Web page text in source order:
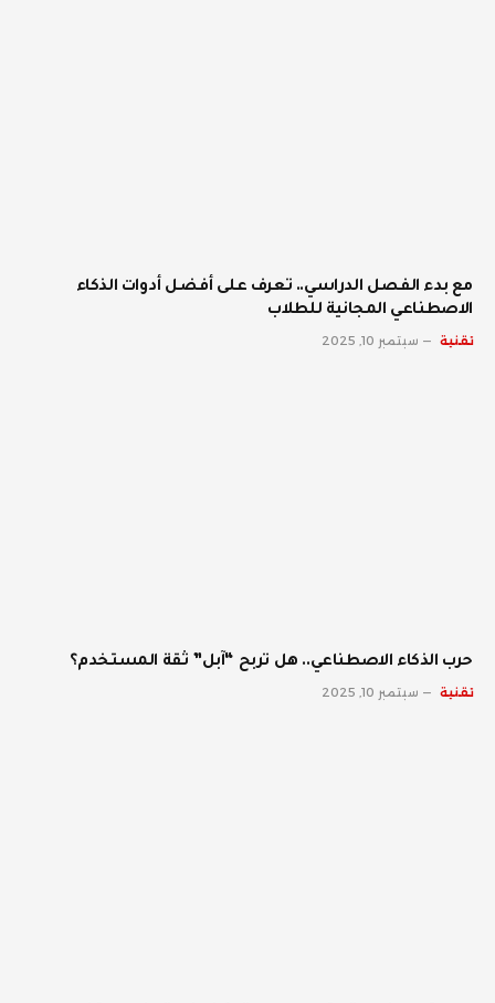
مع بدء الفصل الدراسي.. تعرف على أفضل أدوات الذكاء
الاصطناعي المجانية للطلاب
تقنية سبتمبر 10, 2025
حرب الذكاء الاصطناعي.. هل تربح “آبل” ثقة المستخدم؟
تقنية سبتمبر 10, 2025